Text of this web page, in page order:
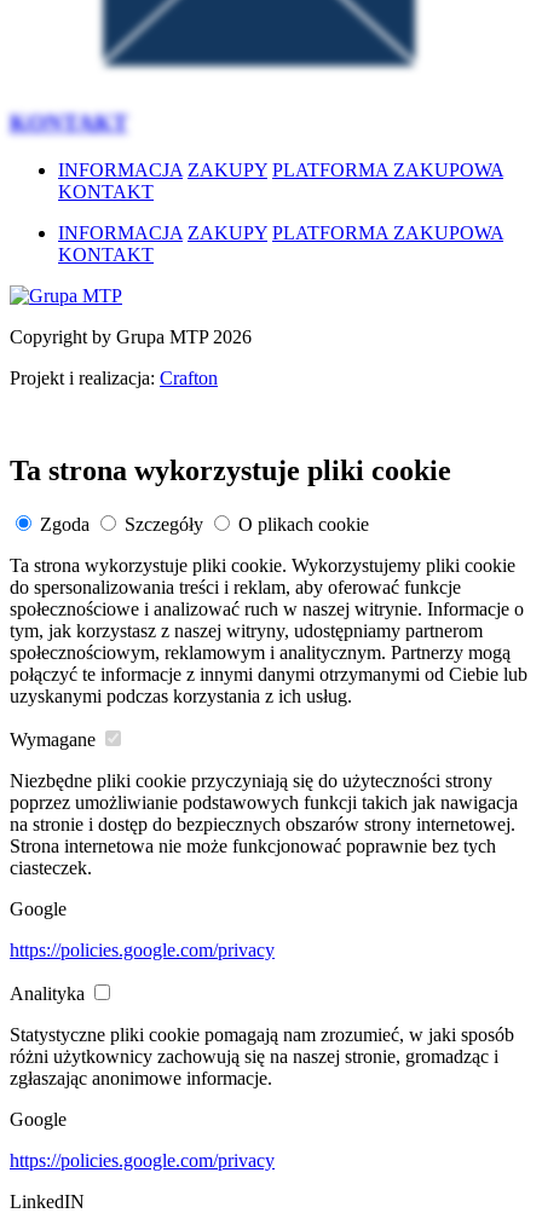
KONTAKT
INFORMACJA ZAKUPY PLATFORMA ZAKUPOWA
KONTAKT
INFORMACJA ZAKUPY PLATFORMA ZAKUPOWA
KONTAKT
Copyright by Grupa MTP 2026
Projekt i realizacja: Crafton
Ta strona wykorzystuje pliki cookie
Zgoda Szczegóły
O plikach cookie
Ta strona wykorzystuje pliki cookie. Wykorzystujemy pliki cookie
do spersonalizowania treści i reklam, aby oferować funkcje
społecznościowe i analizować ruch w naszej witrynie. Informacje o
tym, jak korzystasz z naszej witryny, udostępniamy partnerom
społecznościowym, reklamowym i analitycznym. Partnerzy mogą
połączyć te informacje z innymi danymi otrzymanymi od Ciebie lub
uzyskanymi podczas korzystania z ich usług.
Wymagane
Niezbędne pliki cookie przyczyniają się do użyteczności strony
poprzez umożliwianie podstawowych funkcji takich jak nawigacja
na stronie i dostęp do bezpiecznych obszarów strony internetowej.
Strona internetowa nie może funkcjonować poprawnie bez tych
ciasteczek.
Google
https://policies.google.com/privacy
Analityka
Statystyczne pliki cookie pomagają nam zrozumieć, w jaki sposób
różni użytkownicy zachowują się na naszej stronie, gromadząc i
zgłaszając anonimowe informacje.
Google
https://policies.google.com/privacy
LinkedIN